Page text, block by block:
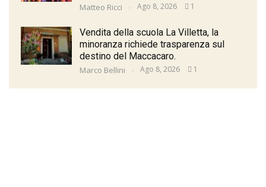
Matteo Ricci Ago 8, 2026 1
Vendita della scuola La Villetta, la
minoranza richiede trasparenza sul
destino del Maccacaro.
Marco Bellini Ago 8, 2026 1